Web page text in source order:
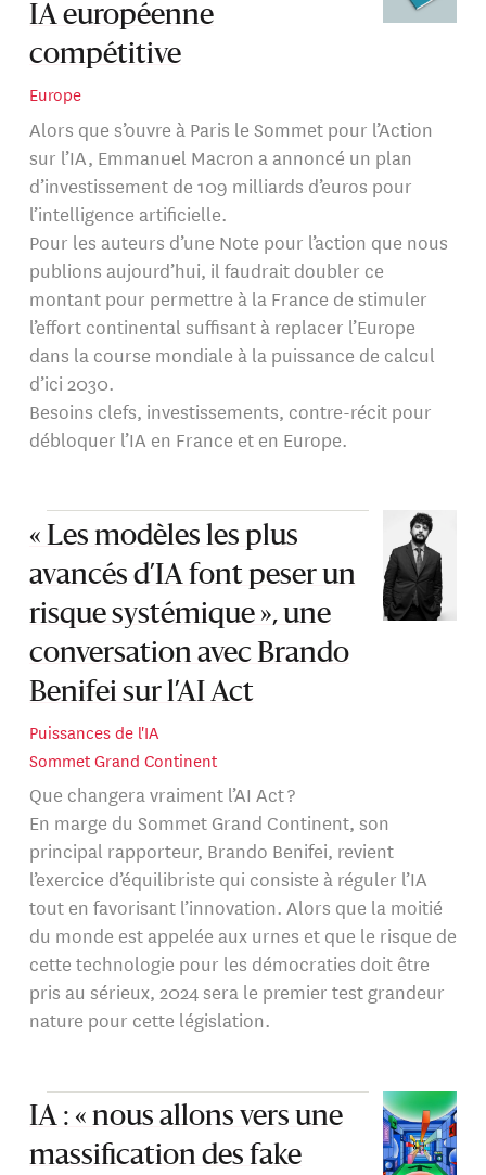
IA européenne
compétitive
Europe
Alors que s’ouvre à Paris le Sommet pour l’Action
sur l’IA, Emmanuel Macron a annoncé un plan
d’investissement de 109 milliards d’euros pour
l’intelligence artificielle.
Pour les auteurs d’une Note pour l’action que nous
publions aujourd’hui, il faudrait doubler ce
montant pour permettre à la France de stimuler
l’effort continental suffisant à replacer l’Europe
dans la course mondiale à la puissance de calcul
d’ici 2030.
Besoins clefs, investissements, contre-récit pour
débloquer l’IA en France et en Europe.
« Les modèles les plus
avancés d’IA font peser un
risque systémique », une
conversation avec Brando
Benifei sur l’AI Act
Puissances de l'IA
Sommet Grand Continent
Que changera vraiment l’AI Act ?
En marge du Sommet Grand Continent, son
principal rapporteur, Brando Benifei, revient
l’exercice d’équilibriste qui consiste à réguler l’IA
tout en favorisant l’innovation. Alors que la moitié
du monde est appelée aux urnes et que le risque de
cette technologie pour les démocraties doit être
pris au sérieux, 2024 sera le premier test grandeur
nature pour cette législation.
IA : « nous allons vers une
massification des fake